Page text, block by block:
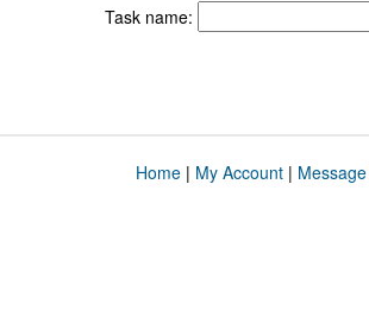
Task name:
Home| My Account|